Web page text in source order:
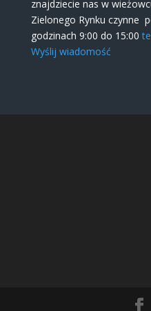
znajdziecie nas w
Zielonego Rynku czynne
godzinach 9:00 do 15:00
Wyślij wiadomość